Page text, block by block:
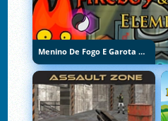
Menino De Fogo E Garota De Água 5: Elementos